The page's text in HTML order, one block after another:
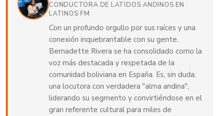
CONDUCTORA DE LATIDOS ANDINOS EN
LATINOS FM
Con un profundo orgullo por sus raíces y una
conexión inquebrantable con su gente,
Bernadette Rivera se ha consolidado como la
voz más destacada y respetada de la
comunidad boliviana en España. Es, sin duda,
una locutora con verdadera "alma andina",
liderando su segmento y convirtiéndose en el
gran referente cultural para miles de